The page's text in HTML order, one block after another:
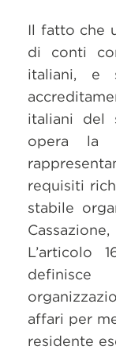
Il fatto che
di conti
italiani, e
italiani del
opera la
requisiti
stabile
L’articolo
affari per
residente